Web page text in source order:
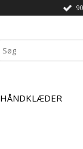
HÅNDKLÆDER